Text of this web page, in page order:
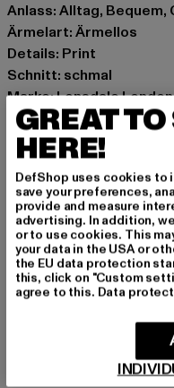
Anlass: Alltag, Bequem,
Ärmelart: Ärmellos
Details: Print
Schnitt: schmal
Marke: Lonsdale London
Kat.: Tank Tops
Farbe: weiß
Hersteller Farbe: white
Art.Nr: 114758-00220
Hersteller: Punch
Im Taubental 15a |
GRÖSSE &
PFLEGEHINWEISE
GREAT TO
HERE!
DefShop uses cookies to
save your preferences,
provide and measure
advertising. In addition,
or to use cookies. This
your data in the USA or
the EU data protection
this, click on "Custom
agree to this. Data